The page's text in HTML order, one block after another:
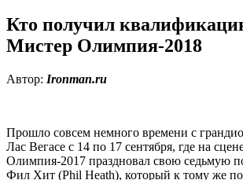
Кто получил
Мистер Олимпия-2018
Автор: Ironman.ru
Прошло совсем немного времени с
Лас Вегасе с 14 по 17 сентября, где на
Олимпия-2017 праздновал свою седьмую
Фил Хит (Phil Heath), который к тому же